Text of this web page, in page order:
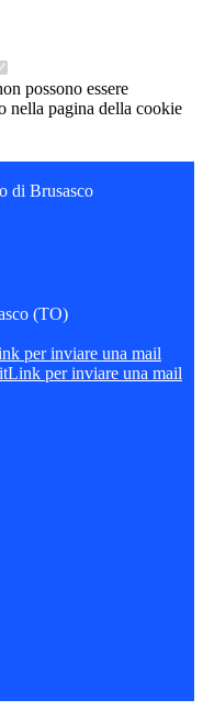
possono essere
nella pagina della cookie
di Brusasco
(TO)
per inviare una mail
Link per inviare una mail